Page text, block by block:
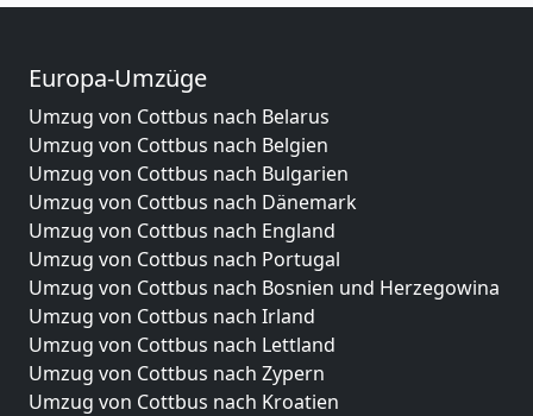
Europa-Umzüge
Umzug von Cottbus nach Belarus
Umzug von Cottbus nach Belgien
Umzug von Cottbus nach Bulgarien
Umzug von Cottbus nach Dänemark
Umzug von Cottbus nach England
Umzug von Cottbus nach Portugal
Umzug von Cottbus nach Bosnien und Herzegowina
Umzug von Cottbus nach Irland
Umzug von Cottbus nach Lettland
Umzug von Cottbus nach Zypern
Umzug von Cottbus nach Kroatien